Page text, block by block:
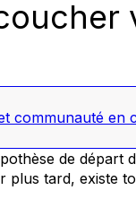
communauté en
de départ
plus tard, existe